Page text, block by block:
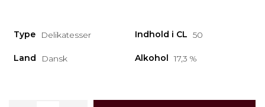
Type Delikatesser Indhold i CL 50
Land Dansk Alkohol 17,3 %